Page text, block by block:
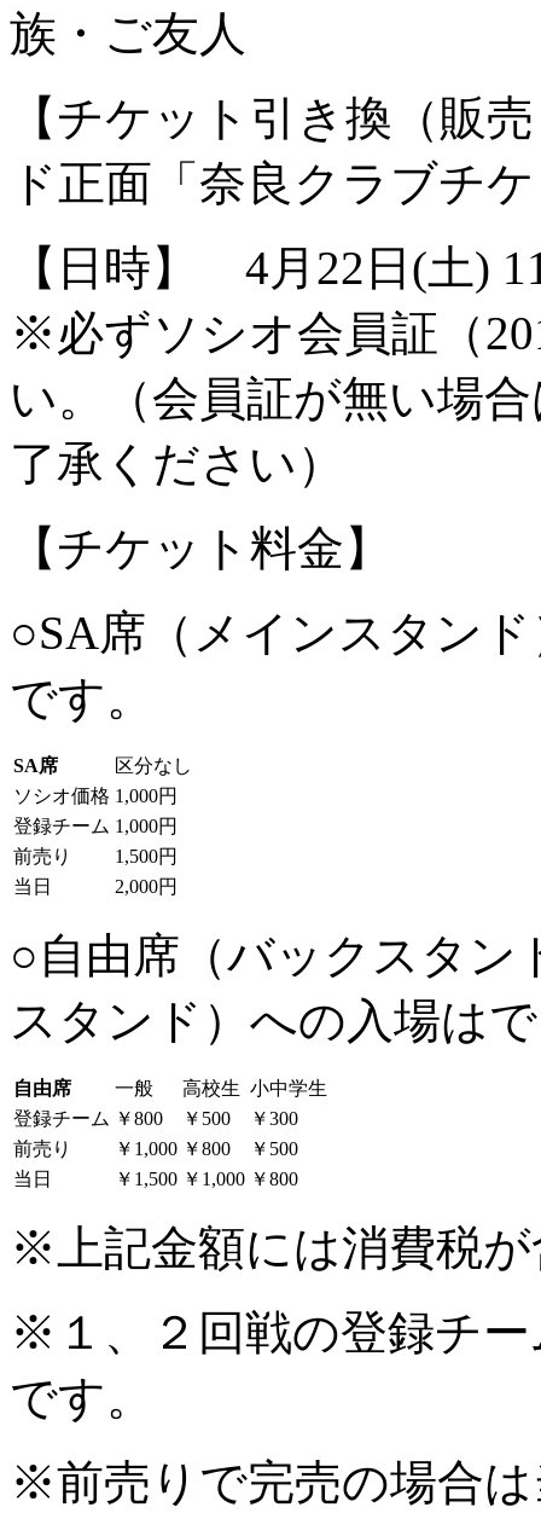
族・ご友人
【チケット引き換（販
ド正面「奈良クラブチ
【日時】 4月22日(土)
※必ずソシオ会員証（
い。（会員証が無い場
了承ください）
【チケット料金】
○SA席（メインスタン
です。
SA席
区分なし
ソシオ価格 1,000円
登録チーム 1,000円
前売り
1,500円
当日
2,000円
○自由席（バックスタ
スタンド）への入場は
自由席 一般 高校生 小中学生
登録チーム ￥800 ￥500
￥300
前売り
￥1,000 ￥800
￥500
当日
￥1,500 ￥1,000 ￥800
※上記金額には消費税
※１、２回戦の登録チ
です。
※前売りで完売の場合